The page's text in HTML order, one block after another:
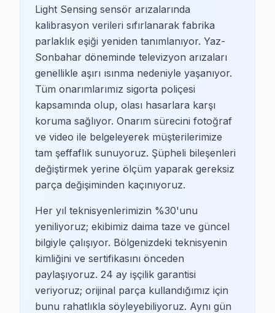
Light Sensing sensör arızalarında
kalibrasyon verileri sıfırlanarak fabrika
parlaklık eşiği yeniden tanımlanıyor. Yaz-
Sonbahar döneminde televizyon arızaları
genellikle aşırı ısınma nedeniyle yaşanıyor.
Tüm onarımlarımız sigorta poliçesi
kapsamında olup, olası hasarlara karşı
koruma sağlıyor. Onarım sürecini fotoğraf
ve video ile belgeleyerek müşterilerimize
tam şeffaflık sunuyoruz. Şüpheli bileşenleri
değiştirmek yerine ölçüm yaparak gereksiz
parça değişiminden kaçınıyoruz.
Her yıl teknisyenlerimizin %30'unu
yeniliyoruz; ekibimiz daima taze ve güncel
bilgiyle çalışıyor. Bölgenizdeki teknisyenin
kimliğini ve sertifikasını önceden
paylaşıyoruz. 24 ay işçilik garantisi
veriyoruz; orijinal parça kullandığımız için
bunu rahatlıkla söyleyebiliyoruz. Aynı gün